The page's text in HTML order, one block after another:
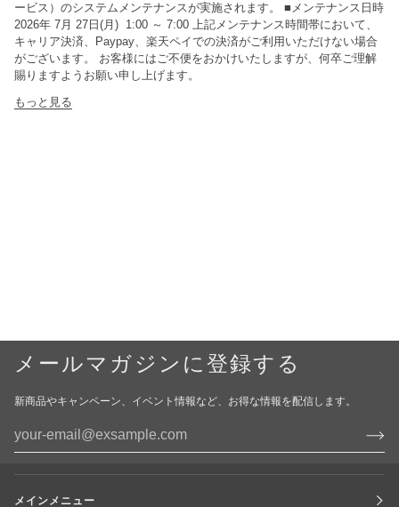
ービス）のシステムメンテナンスが実施されます。 ■メンテナンス日時
2026年 7月 27日(月) 1:00 ～ 7:00 上記メンテナンス時間帯において、
キャリア決済、Paypay、楽天ペイでの決済がご利用いただけない場合
がございます。 お客様にはご不便をおかけいたしますが、何卒ご理解
賜りますようお願い申し上げます。
もっと見る
メールマガジンに登録する
新商品やキャンペーン、イベント情報など、お得な情報を配信します。
メインメニュー